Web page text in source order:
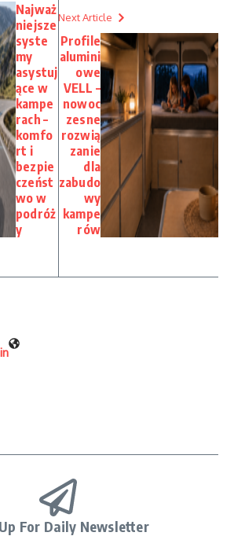
Najważ
niejsze
syste
my
asystuj
ące w
kampe
rach –
komfo
rt i
bezpie
czeńst
wo w
podróż
y
Next Article
Profile
alumini
owe
VELL –
nowoc
zesne
rozwią
zanie
dla
zabudo
wy
kampe
rów
For Daily Newsletter